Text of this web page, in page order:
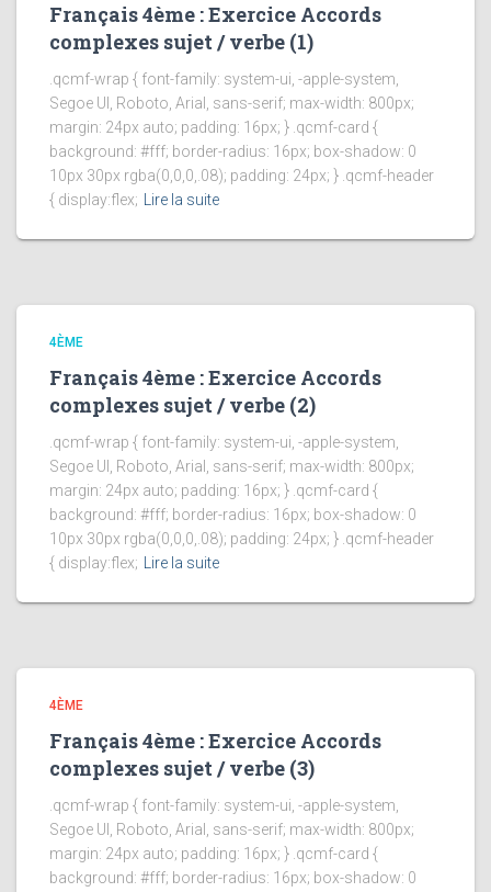
Français 4ème : Exercice Accords
complexes sujet / verbe (1)
.qcmf-wrap { font-family: system-ui, -apple-system,
Segoe UI, Roboto, Arial, sans-serif; max-width: 800px;
margin: 24px auto; padding: 16px; } .qcmf-card {
background: #fff; border-radius: 16px; box-shadow: 0
10px 30px rgba(0,0,0,.08); padding: 24px; } .qcmf-header
{ display:flex; Lire la suite
4ÈME
Français 4ème : Exercice Accords
complexes sujet / verbe (2)
.qcmf-wrap { font-family: system-ui, -apple-system,
Segoe UI, Roboto, Arial, sans-serif; max-width: 800px;
margin: 24px auto; padding: 16px; } .qcmf-card {
background: #fff; border-radius: 16px; box-shadow: 0
10px 30px rgba(0,0,0,.08); padding: 24px; } .qcmf-header
{ display:flex; Lire la suite
4ÈME
Français 4ème : Exercice Accords
complexes sujet / verbe (3)
.qcmf-wrap { font-family: system-ui, -apple-system,
Segoe UI, Roboto, Arial, sans-serif; max-width: 800px;
margin: 24px auto; padding: 16px; } .qcmf-card {
background: #fff; border-radius: 16px; box-shadow: 0